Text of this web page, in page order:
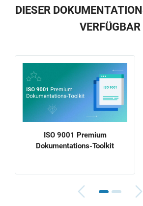
DIESER
VERFÜGBAR
ISO 9001 Premium
Dokumentations-Toolkit